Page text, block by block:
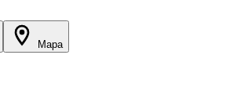
Mapa